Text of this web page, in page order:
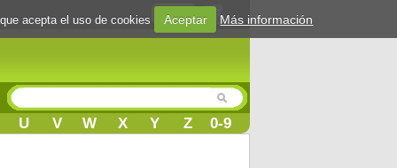
Login
U V W X Y Z 0-9
acepta el uso de cookies Aceptar Más información